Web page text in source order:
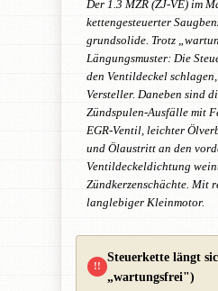
Der 1.3 MZR (ZJ-VE) im
kettengesteuerter
grundsolide. Trotz
Längungsmuster: Die
den Ventildeckel
Versteller. Daneben sind
Zündspulen-Ausfälle mit
EGR-Ventil, leichter
und Ölaustritt an den
Ventildeckeldichtung
Zündkerzenschächte. Mit
langlebiger Kleinmotor.
!!
Steuerkette längt
„wartungsfrei")